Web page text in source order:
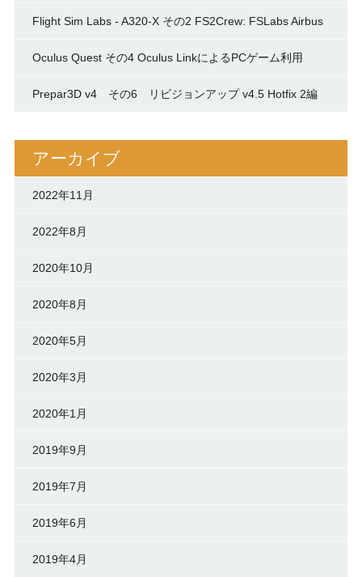
Flight Sim Labs - A320-X その2 FS2Crew: FSLabs Airbus
Oculus Quest その4 Oculus LinkによるPCゲーム利用
Prepar3D v4 その6 リビジョンアップ v4.5 Hotfix 2編
アーカイブ
2022年11月
2022年8月
2020年10月
2020年8月
2020年5月
2020年3月
2020年1月
2019年9月
2019年7月
2019年6月
2019年4月